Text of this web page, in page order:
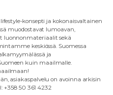
konsepti ja kokonaisvaltainen
muodostavat lumoavan,
luonnonmateriaalit sekä
keskiössä. Suomessa
ja
kuin maailmalle.
asiakaspalvelu on avoinna arkisin
+358 50 361 4232